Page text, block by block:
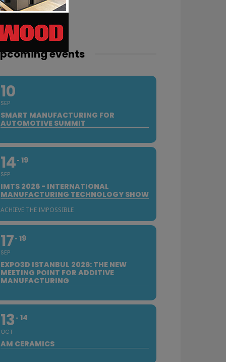
events
10
SEP
SMART MANUFACTURING FOR
AUTOMOTIVE SUMMIT
14
SEP
19
IMTS 2026 - INTERNATIONAL
MANUFACTURING TECHNOLOGY SHOW
ACHIEVE THE IMPOSSIBLE
17
SEP
19
EXPO3D ISTANBUL 2026: THE NEW
MEETING POINT FOR ADDITIVE
MANUFACTURING
13
OCT
14
AM CERAMICS